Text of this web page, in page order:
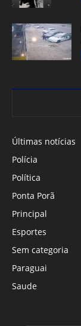
Últimas notícias
Polícia
Política
Ponta Porã
Principal
Esportes
Sem categoria
Paraguai
Saude